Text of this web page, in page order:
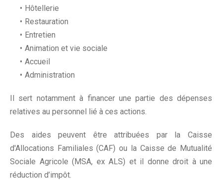
Hôtellerie
Restauration
Entretien
Animation et vie sociale
Accueil
Administration
Il sert notamment à financer une partie des dépenses
relatives au personnel lié à ces actions.
Des aides peuvent être attribuées par la Caisse
d'Allocations Familiales (CAF) ou la Caisse de Mutualité
Sociale Agricole (MSA, ex ALS) et il donne droit à une
réduction d’impôt.